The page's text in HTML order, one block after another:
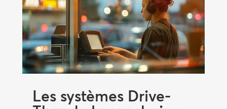
Les systèmes Drive-